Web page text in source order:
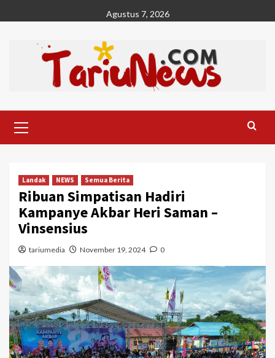
to
Agustus 7, 2026
Menu
Landak NEWS Semua Berita
Ribuan Simpatisan Hadiri
Kampanye Akbar Heri Saman –
Vinsensius
tariumedia November 19, 2024 0